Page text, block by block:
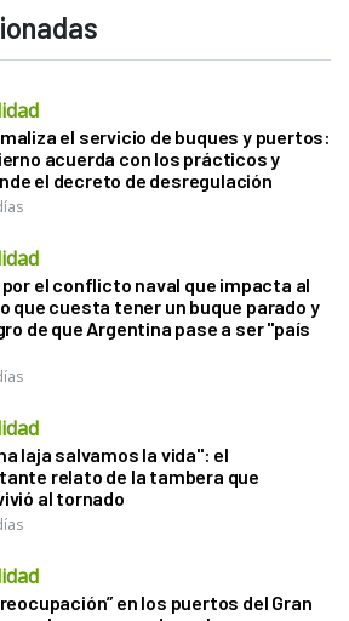
el servicio de buques y puertos:
acuerda con los prácticos y
el decreto de desregulación
el conflicto naval que impacta al
que cuesta tener un buque parado y
de que Argentina pase a ser "país
laja salvamos la vida": el
relato de la tambera que
al tornado
en los puertos del Gran